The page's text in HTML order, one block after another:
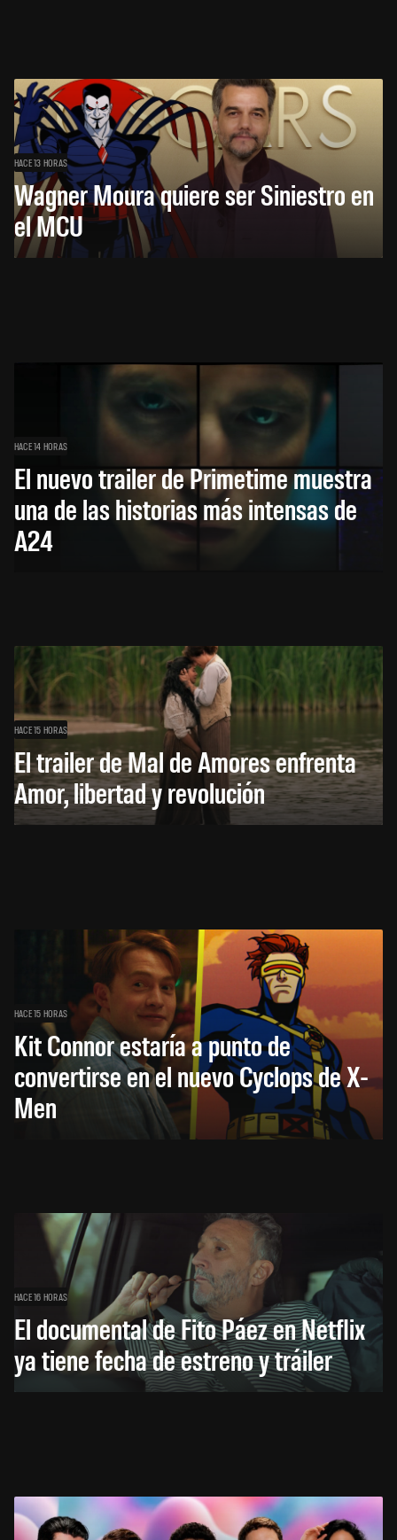
HACE 13 HORAS
Wagner Moura quiere ser Siniestro en
el MCU
HACE 14 HORAS
El nuevo trailer de Primetime muestra
una de las historias más intensas de
A24
HACE 15 HORAS
El trailer de Mal de Amores enfrenta
Amor, libertad y revolución
HACE 15 HORAS
Kit Connor estaría a punto de
convertirse en el nuevo Cyclops de X-
Men
HACE 16 HORAS
El documental de Fito Páez en Netflix
ya tiene fecha de estreno y tráiler